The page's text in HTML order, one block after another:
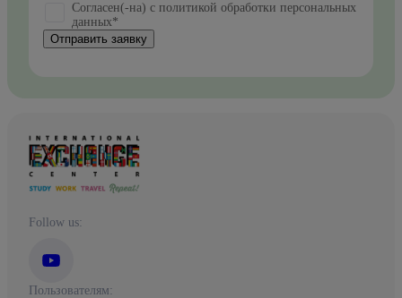
Согласен(-на) с политикой обработки персональных
данных*
Отправить заявку
Follow us:
Пользователям: